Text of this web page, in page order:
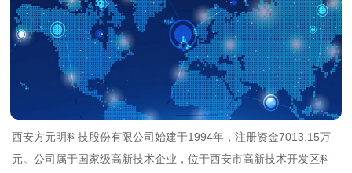
西安方元明科技股份有限公司始建于1994年，注册资金7013.15万
元。公司属于国家级高新技术企业，位于西安市高新技术开发区科